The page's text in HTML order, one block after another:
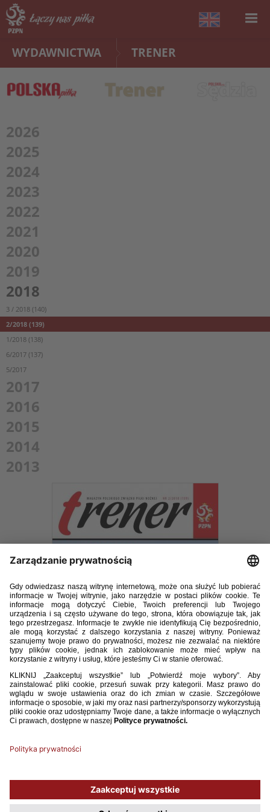
WYDAWNICTWA TRENER
2026
2025
2024
2023
2022
2021
2020
2019
2018
3 / 2018 (140)
2/2018 (139)
1/2018 (138)
6/2017 (137)
5/2017
2017
2016
2015
2014
2013
TRENER_02_2018.pdf
Używamy plików cookies, aby ułatwić Ci korzystanie z naszego serwisu
oraz do celów statystycznych. Jeśli nie blokujesz tych plików, to zgadzasz